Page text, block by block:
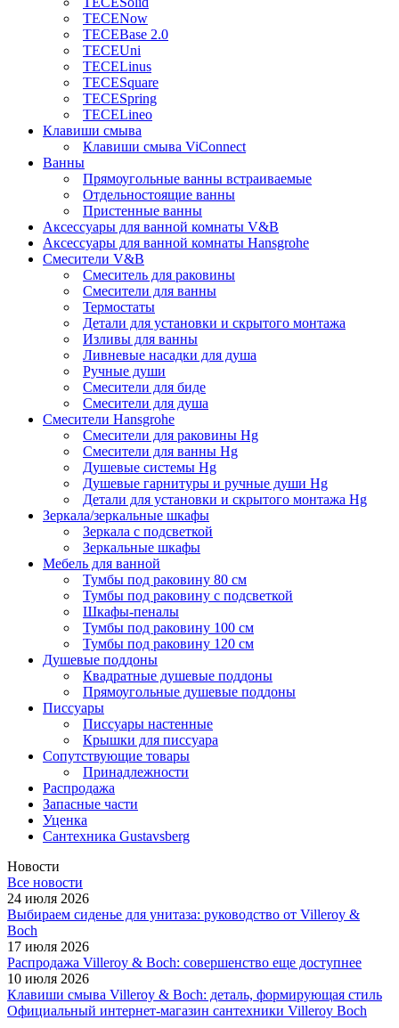
TECENow
TECEBase 2.0
TECEUni
TECELinus
TECESquare
TECESpring
TECELineo
Клавиши смыва
Клавиши смыва ViConnect
Ванны
Прямоугольные ванны встраиваемые
Отдельностоящие ванны
Пристенные ванны
Аксессуары для ванной комнаты V&B
Аксессуары для ванной комнаты Hansgrohe
Смесители V&B
Смеситель для раковины
Смесители для ванны
Термостаты
Детали для установки и скрытого монтажа
Изливы для ванны
Ливневые насадки для душа
Ручные души
Смесители для биде
Смесители для душа
Смесители Hansgrohe
Смесители для раковины Hg
Смесители для ванны Hg
Душевые системы Hg
Душевые гарнитуры и ручные души Hg
Детали для установки и скрытого монтажа Hg
Зеркала/зеркальные шкафы
Зеркала с подсветкой
Зеркальные шкафы
Мебель для ванной
Тумбы под раковину 80 см
Тумбы под раковину с подсветкой
Шкафы-пеналы
Тумбы под раковину 100 см
Тумбы под раковину 120 см
Душевые поддоны
Квадратные душевые поддоны
Прямоугольные душевые поддоны
Писсуары
Писсуары настенные
Крышки для писсуара
Сопутствующие товары
Принадлежности
Распродажа
Запасные части
Уценка
Сантехника Gustavsberg
Новости
Все новости
24 июля 2026
Выбираем сиденье для унитаза: руководство от Villeroy &
Boch
17 июля 2026
Распродажа Villeroy & Boch: совершенство еще доступнее
10 июля 2026
Клавиши смыва Villeroy & Boch: деталь, формирующая стиль
Официальный интернет-магазин сантехники Villeroy Boch